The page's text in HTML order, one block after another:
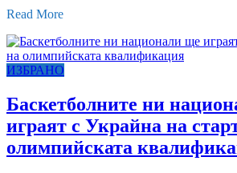
Read More
ИЗБРАНО
Баскетболните ни
играят с Украйна на
олимпийската